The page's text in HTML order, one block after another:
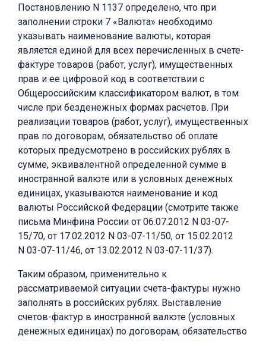
Постановлению N 1137 определено, что при
заполнении строки 7 «Валюта» необходимо
указывать наименование валюты, которая
является единой для всех перечисленных в счете-
фактуре товаров (работ, услуг), имущественных
прав и ее цифровой код в соответствии с
Общероссийским классификатором валют, в том
числе при безденежных формах расчетов. При
реализации товаров (работ, услуг), имущественных
прав по договорам, обязательство об оплате
которых предусмотрено в российских рублях в
сумме, эквивалентной определенной сумме в
иностранной валюте или в условных денежных
единицах, указываются наименование и код
валюты Российской Федерации (смотрите также
письма Минфина России от 06.07.2012 N 03-07-
15/70, от 17.02.2012 N 03-07-11/50, от 15.02.2012
N 03-07-11/46, от 13.02.2012 N 03-07-11/37).
Таким образом, применительно к
рассматриваемой ситуации счета-фактуры нужно
заполнять в российских рублях. Выставление
счетов-фактур в иностранной валюте (условных
денежных единицах) по договорам, обязательство